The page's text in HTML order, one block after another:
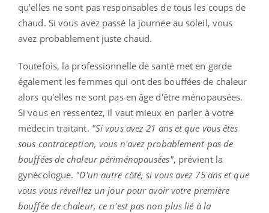
qu'elles ne sont pas responsables de tous les coups de
chaud. Si vous avez passé la journée au soleil, vous
avez probablement juste chaud.
Toutefois, la professionnelle de santé met en garde
également les femmes qui ont des bouffées de chaleur
alors qu'elles ne sont pas en âge d'être ménopausées.
Si vous en ressentez, il vaut mieux en parler à votre
médecin traitant. "Si vous avez 21 ans et que vous êtes
sous contraception, vous n'avez probablement pas de
bouffées de chaleur périménopausées", prévient la
gynécologue. "D'un autre côté, si vous avez 75 ans et que
vous vous réveillez un jour pour avoir votre première
bouffée de chaleur, ce n'est pas non plus lié à la